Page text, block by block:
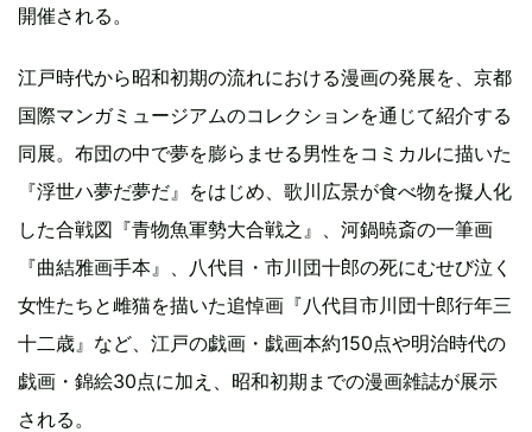
開催される。
江戸時代から昭和初期の流れにおける漫画の発展を、京都
国際マンガミュージアムのコレクションを通じて紹介する
同展。布団の中で夢を膨らませる男性をコミカルに描いた
『浮世ハ夢だ夢だ』をはじめ、歌川広景が食べ物を擬人化
した合戦図『青物魚軍勢大合戦之』、河鍋暁斎の一筆画
『曲結雅画手本』、八代目・市川団十郎の死にむせび泣く
女性たちと雌猫を描いた追悼画『八代目市川団十郎行年三
十二歳』など、江戸の戯画・戯画本約150点や明治時代の
戯画・錦絵30点に加え、昭和初期までの漫画雑誌が展示
される。